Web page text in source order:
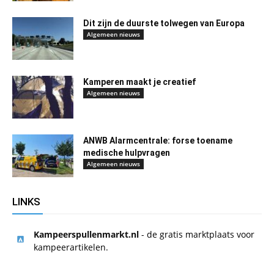
Dit zijn de duurste tolwegen van Europa
Algemeen nieuws
Kamperen maakt je creatief
Algemeen nieuws
ANWB Alarmcentrale: forse toename
medische hulpvragen
Algemeen nieuws
LINKS
Kampeerspullenmarkt.nl - de gratis marktplaats voor
kampeerartikelen.